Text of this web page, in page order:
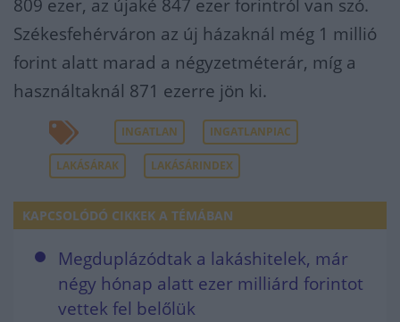
809 ezer, az újaké 847 ezer forintról van szó.
Székesfehérváron az új házaknál még 1 millió
forint alatt marad a négyzetméterár, míg a
használtaknál 871 ezerre jön ki.
INGATLAN INGATLANPIAC
LAKÁSÁRAK LAKÁSÁRINDEX
KAPCSOLÓDÓ CIKKEK A TÉMÁBAN
Megduplázódtak a lakáshitelek, már
négy hónap alatt ezer milliárd forintot
vettek fel belőlük